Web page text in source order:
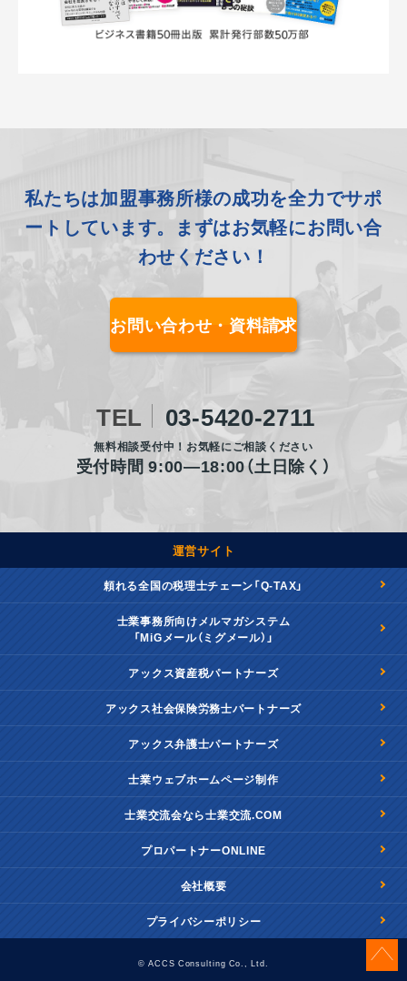
私たちは加盟事務所様の成功を全力でサポ
ートしています。 まずはお気軽にお問い合
わせください！
お問い合わせ・資料請求
TEL 03-5420-2711
無料相談受付中！お気軽にご相談ください
受付時間 9:00―18:00（土日除く）
運営サイト
頼れる全国の税理士チェーン「Q-TAX」
士業事務所向けメルマガシステム
「MiGメール（ミグメール）」
アックス資産税パートナーズ
アックス社会保険労務士パートナーズ
アックス弁護士パートナーズ
士業ウェブホームページ制作
士業交流会なら士業交流.COM
プロパートナーONLINE
会社概要
プライバシーポリシー
© ACCS Consulting Co., Ltd.